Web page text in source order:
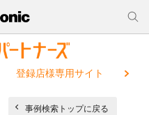
登録店様専用サイト
事例検索トップに戻る